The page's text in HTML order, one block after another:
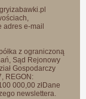
adres e-mail
z ograniczoną
Sąd Rejonowy
Gospodarczy
REGON:
000,00 złDane
newslettera.